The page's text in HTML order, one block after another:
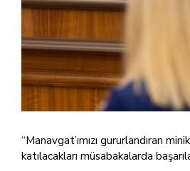
“Manavgat’ımızı gururlandıran
katılacakları müsabakalarda